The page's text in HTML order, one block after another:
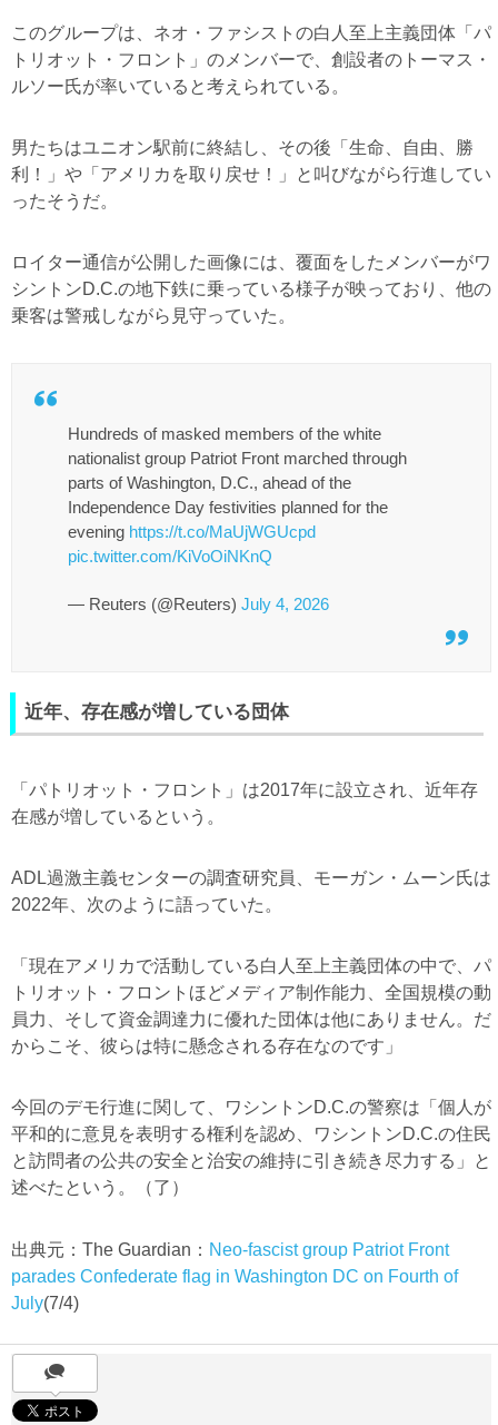
このグループは、ネオ・ファシストの白人至上主義団体「パ
トリオット・フロント」のメンバーで、創設者のトーマス・
ルソー氏が率いていると考えられている。
男たちはユニオン駅前に終結し、その後「生命、自由、勝
利！」や「アメリカを取り戻せ！」と叫びながら行進してい
ったそうだ。
ロイター通信が公開した画像には、覆面をしたメンバーがワ
シントンD.C.の地下鉄に乗っている様子が映っており、他の
乗客は警戒しながら見守っていた。
Hundreds of masked members of the white
nationalist group Patriot Front marched through
parts of Washington, ​D.C., ahead of the
Independence Day ‌festivities planned for the
evening https://t.co/MaUjWGUcpd
pic.twitter.com/KiVoOiNKnQ
— Reuters (@Reuters) July 4, 2026
近年、存在感が増している団体
「パトリオット・フロント」は2017年に設立され、近年存
在感が増しているという。
ADL過激主義センターの調査研究員、モーガン・ムーン氏は
2022年、次のように語っていた。
「現在アメリカで活動している白人至上主義団体の中で、パ
トリオット・フロントほどメディア制作能力、全国規模の動
員力、そして資金調達力に優れた団体は他にありません。だ
からこそ、彼らは特に懸念される存在なのです」
今回のデモ行進に関して、ワシントンD.C.の警察は「個人が
平和的に意見を表明する権利を認め、ワシントンD.C.の住民
と訪問者の公共の安全と治安の維持に引き続き尽力する」と
述べたという。（了）
出典元：The Guardian： Neo-fascist group Patriot Front
parades Confederate flag in Washington DC on Fourth of
July(7/4)